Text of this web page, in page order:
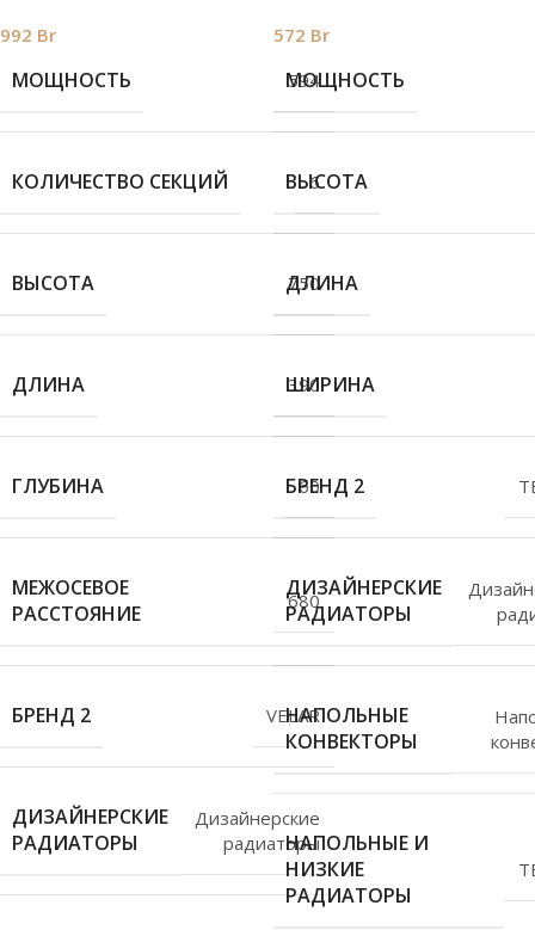
992 Br
МОЩНОСТЬ 594
КОЛИЧЕСТВО СЕКЦИЙ 6
ВЫСОТА 750
ДЛИНА 390
ГЛУБИНА 60
МЕЖОСЕВОЕ
РАССТОЯНИЕ
680
БРЕНД 2 VELAR
ДИЗАЙНЕРСКИЕ
РАДИАТОРЫ
Дизайнерские
радиаторы
572 Br
МОЩНОСТЬ
ВЫСОТА
ДЛИНА
ШИРИНА
БРЕНД 2
ДИЗАЙНЕРСКИЕ
РАДИАТОРЫ
НАПОЛЬНЫЕ
КОНВЕКТОРЫ
НАПОЛЬНЫЕ И
НИЗКИЕ
РАДИАТОРЫ